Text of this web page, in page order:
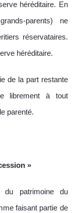
héréditaire. En
parents) ne
réservataires.
héréditaire.
de la part restante
librement à tout
parenté.
»
du patrimoine du
faisant partie de